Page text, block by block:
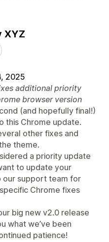
XYZ
2025
additional priority
browser version
(and hopefully final!)
this Chrome update.
other fixes and
theme.
a priority update
to update your
our support team for
Chrome fixes
big new v2.0 release
what we’ve been
patience!